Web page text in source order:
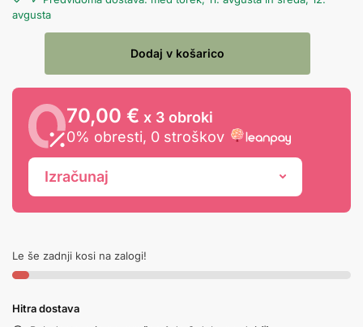
avgusta
Dodaj v košarico
70,00 € x 3 obroki
0% obresti, 0 stroškov
Izračunaj
Le še zadnji kosi na zalogi!
Hitra dostava